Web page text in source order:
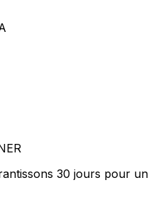
30 jours pour un